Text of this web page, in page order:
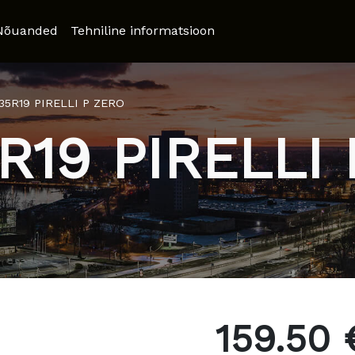
Tehniline informatsioon
PIRELLI P ZERO
PIRELLI
159.50